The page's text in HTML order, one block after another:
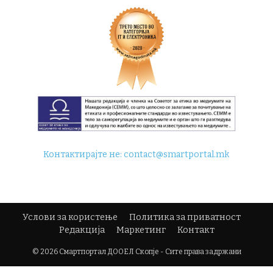
Контактирајте не:contact@smartportal.mk
Услови за користење
Политика за приватност
Редакција
Маркетинг Контакт
© 2026 Смартпортал ДООЕЛ Скопје - Сите права задржани